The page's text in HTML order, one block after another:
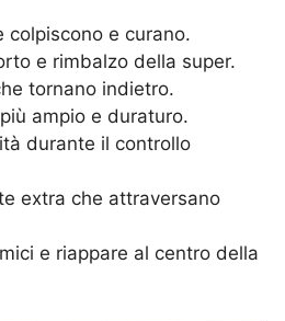
colpiscono e curano.
e rimbalzo della super.
tornano indietro.
ampio e duraturo.
durante il controllo
extra che attraversano
e riappare al centro della